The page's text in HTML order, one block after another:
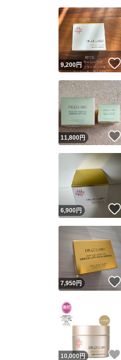
9,200円
11,800円
6,900円
7,950円
10,000円